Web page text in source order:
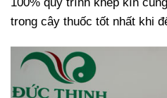
trong cây thuốc tốt nhất khi